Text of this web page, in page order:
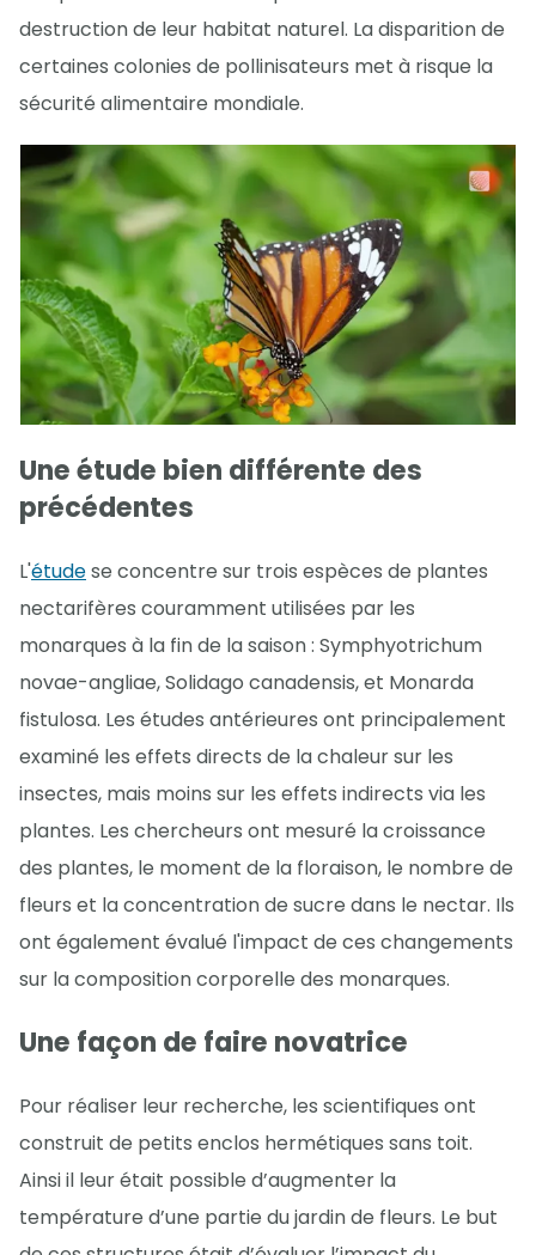
destruction de leur habitat naturel. La disparition de
certaines colonies de pollinisateurs met à risque la
sécurité alimentaire mondiale.
Une étude bien différente des
précédentes
L'étudese concentre sur trois espèces de plantes
nectarifères couramment utilisées par les
monarques à la fin de la saison : Symphyotrichum
novae-angliae, Solidago canadensis, et Monarda
fistulosa. Les études antérieures ont principalement
examiné les effets directs de la chaleur sur les
insectes, mais moins sur les effets indirects via les
plantes. Les chercheurs ont mesuré la croissance
des plantes, le moment de la floraison, le nombre de
fleurs et la concentration de sucre dans le nectar. Ils
ont également évalué l'impact de ces changements
sur la composition corporelle des monarques.
Une façon de faire novatrice
Pour réaliser leur recherche, les scientifiques ont
construit de petits enclos hermétiques sans toit.
Ainsi il leur était possible d’augmenter la
température d’une partie du jardin de fleurs. Le but